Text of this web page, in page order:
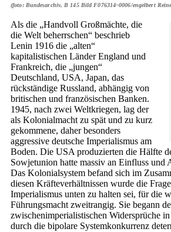
(foto: Bundesarchiv, B 145 Bild F076314–0006/engelbert
Als die „Handvoll Großmächte, die
die Welt beherrschen“ beschrieb
Lenin 1916 die „alten“
kapitalistischen Länder England und
Frankreich, die „jungen“
Deutschland, USA, Japan, das
rückständige Russland, abhängig von
britischen und französischen Banken.
1945, nach zwei Weltkriegen, lag der
als Kolonialmacht zu spät und zu kurz
gekommene, daher besonders
aggressive deutsche Imperialismus am
Boden. Die USA produzierten die Hälfte
Sowjetunion hatte massiv an Einfluss und
Das Kolonialsystem befand sich im
diesen Kräfteverhältnissen wurde die
Imperialismus unten zu halten sei, für die
Führungsmacht zweitrangig. Sie begann
zwischenimperialistischen Widersprüche
durch die bipolare Systemkonkurrenz